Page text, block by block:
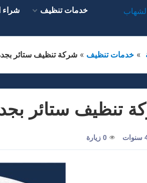
خدمات تنظيف شراء
خدمات تنظيف شركة تنظيف ستائر
تنظيف ستائر
0 زيارة